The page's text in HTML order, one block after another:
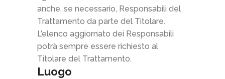
anche, se necessario, Responsabili del
Trattamento da parte del Titolare.
L’elenco aggiornato dei Responsabili
potrà sempre essere richiesto al
Titolare del Trattamento.
Luogo